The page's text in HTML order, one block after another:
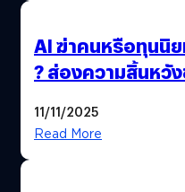
AI ฆ่าคนหรือทุนนิ
? ส่องความสิ้นหวัง
11/11/2025
Read More